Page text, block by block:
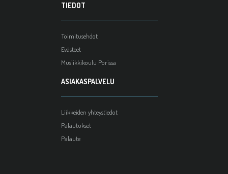
TIEDOT
Toimitusehdot
Evästeet
Musiikkikoulu Porissa
ASIAKASPALVELU
Liikkeiden yhteystiedot
Palautukset
Palaute